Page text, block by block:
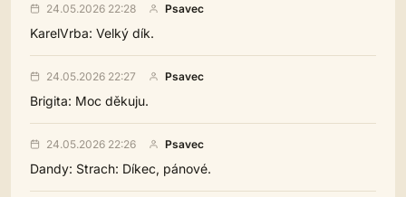
24.05.2026 22:28 Psavec
KarelVrba: Velký dík.
24.05.2026 22:27 Psavec
Brigita: Moc děkuju.
24.05.2026 22:26 Psavec
Dandy: Strach: Díkec, pánové.